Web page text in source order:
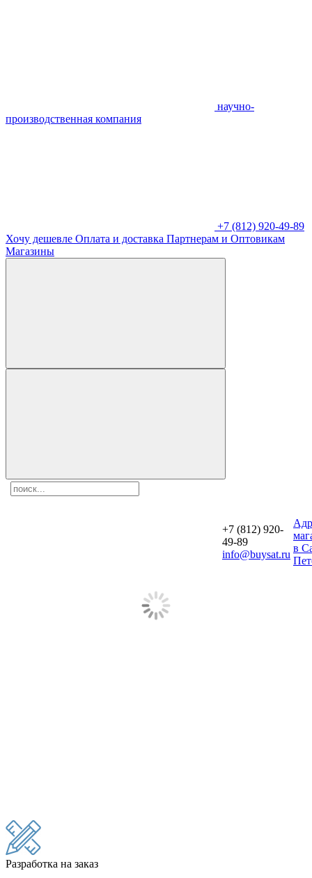
научно-
производственная компания
+7 (812) 920-49-89
Хочу дешевле Оплата и доставка Партнерам и Оптовикам
Магазины
+7 (812) 920-
49-89
info@buysat.ru
в
Разработка на заказ